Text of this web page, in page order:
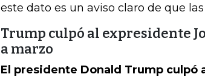
este dato es un aviso claro de que
Trump culpó al expresidente
a marzo
El presidente Donald Trump culpó